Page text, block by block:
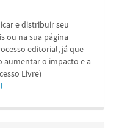
e distribuir seu
ou na sua página
editorial, já que
aumentar o impacto e a
Livre)